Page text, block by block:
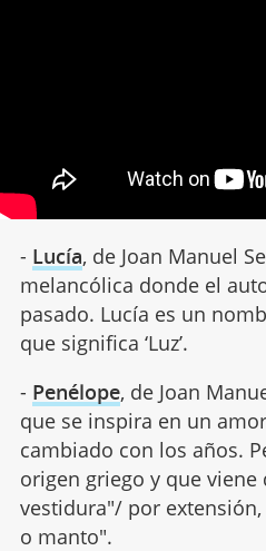
- Lucía, de Joan Manuel
melancólica donde el
pasado. Lucía es un
que significa ‘Luz’.
- Penélope, de Joan
que se inspira en un
cambiado con los años.
origen griego y que
vestidura"/ por
o manto".